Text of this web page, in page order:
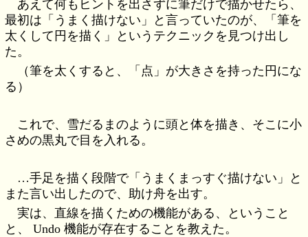
あえて何もヒントを出さずに筆だけで描かせたら、
最初は「うまく描けない」と言っていたのが、「筆を
太くして円を描く」というテクニックを見つけ出し
た。
（筆を太くすると、「点」が大きさを持った円にな
る）
これで、雪だるまのように頭と体を描き、そこに小
さめの黒丸で目を入れる。
…手足を描く段階で「うまくまっすぐ描けない」と
また言い出したので、助け舟を出す。
実は、直線を描くための機能がある、ということ
と、 Undo 機能が存在することを教えた。